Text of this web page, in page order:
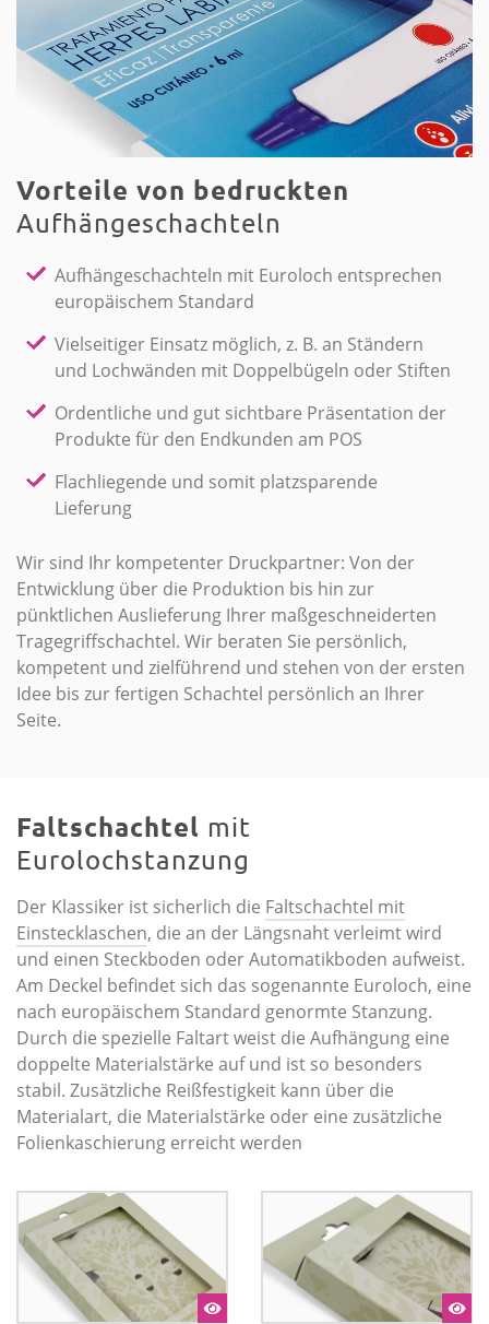
Vorteile von bedruckten
Aufhängeschachteln
Aufhängeschachteln mit Euroloch entsprechen
europäischem Standard
Vielseitiger Einsatz möglich, z. B. an Ständern
und Lochwänden mit Doppelbügeln oder Stiften
Ordentliche und gut sichtbare Präsentation der
Produkte für den Endkunden am POS
Flachliegende und somit platzsparende
Lieferung
Wir sind Ihr kompetenter Druckpartner: Von der
Entwicklung über die Produktion bis hin zur
pünktlichen Auslieferung Ihrer maßgeschneiderten
Trage­griffschachtel. Wir beraten Sie persönlich,
kompetent und zielführend und stehen von der ersten
Idee bis zur fertigen Schachtel persönlich an Ihrer
Seite.
Faltschachtel mit
Eurolochstanzung
Der Klassiker ist sicherlich die Faltschachtel mit
Einstecklaschen, die an der Längsnaht verleimt wird
und einen Steckboden oder Automatikboden aufweist.
Am Deckel befindet sich das sogenannte Euroloch, eine
nach europäischem Standard genormte Stanzung.
Durch die spezielle Faltart weist die Aufhängung eine
doppelte Materialstärke auf und ist so besonders
stabil. Zusätzliche Reißfestigkeit kann über die
Materialart, die Materialstärke oder eine zusätzliche
Folienkaschierung erreicht werden